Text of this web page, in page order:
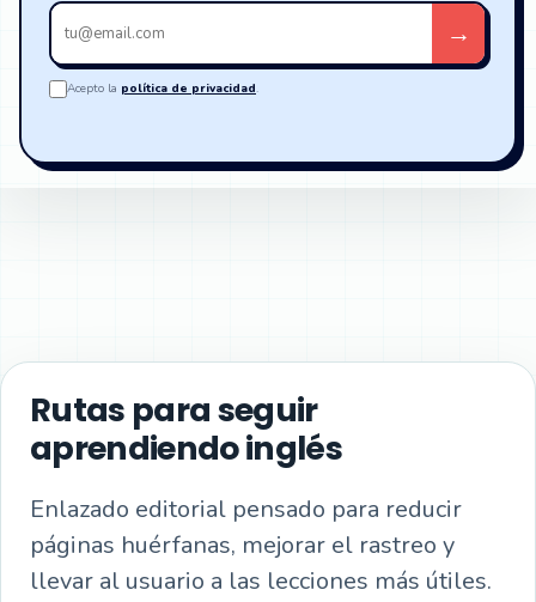
Tu
email
→
Acepto la política de privacidad.
Rutas para seguir
aprendiendo inglés
Enlazado editorial pensado para reducir
páginas huérfanas, mejorar el rastreo y
llevar al usuario a las lecciones más útiles.